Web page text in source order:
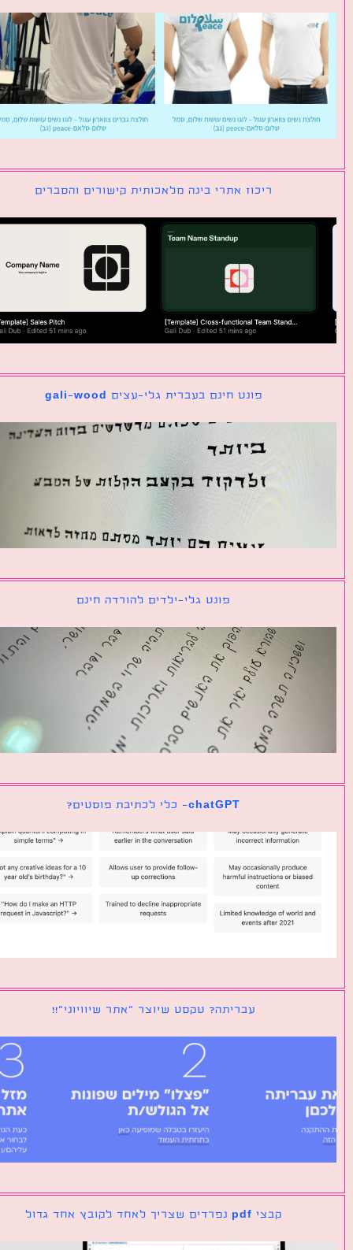
ריכוז אתרי בינה מלאכותית קישורים והסברים
פונט חינם בעברית גלי-עצים gali-wood
פונט גלי-ילדים להורדה חינם
chatGPT- כלי לכתיבת פוסטים?
עבריתה? טקסט שיוצר ״אתר שיוויוני״!!